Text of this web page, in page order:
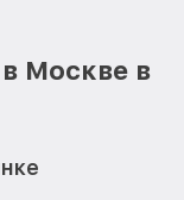
Москве в